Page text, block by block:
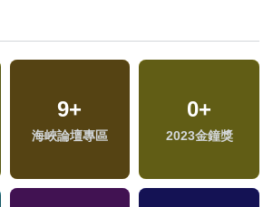
9+
海峽論壇專區
0+
2023金鐘獎